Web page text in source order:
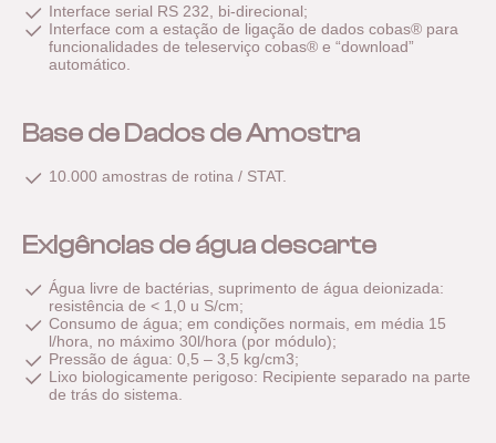
Interface serial RS 232, bi-direcional;
Interface com a estação de ligação de dados cobas® para
funcionalidades de teleserviço cobas® e “download”
automático.
Base de Dados de Amostra
10.000 amostras de rotina / STAT.
Exigências de água descarte
Água livre de bactérias, suprimento de água deionizada:
resistência de < 1,0 u S/cm;
Consumo de água; em condições normais, em média 15
l/hora, no máximo 30l/hora (por módulo);
Pressão de água: 0,5 – 3,5 kg/cm3;
Lixo biologicamente perigoso: Recipiente separado na parte
de trás do sistema.